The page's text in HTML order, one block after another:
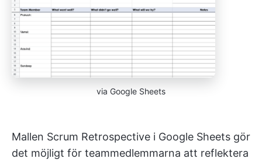
via Google Sheets
Mallen Scrum Retrospective i Google Sheets gör
det möjligt för teammedlemmarna att reflektera